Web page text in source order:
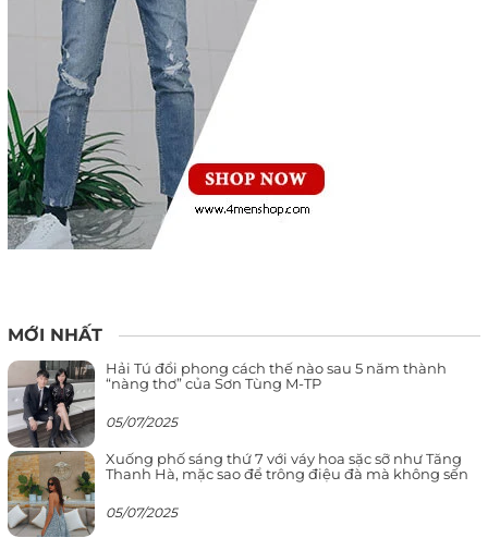
MỚI NHẤT
Hải Tú đổi phong cách thế nào sau 5 năm thành
“nàng thơ” của Sơn Tùng M-TP
05/07/2025
Xuống phố sáng thứ 7 với váy hoa sặc sỡ như Tăng
Thanh Hà, mặc sao để trông điệu đà mà không sến
05/07/2025